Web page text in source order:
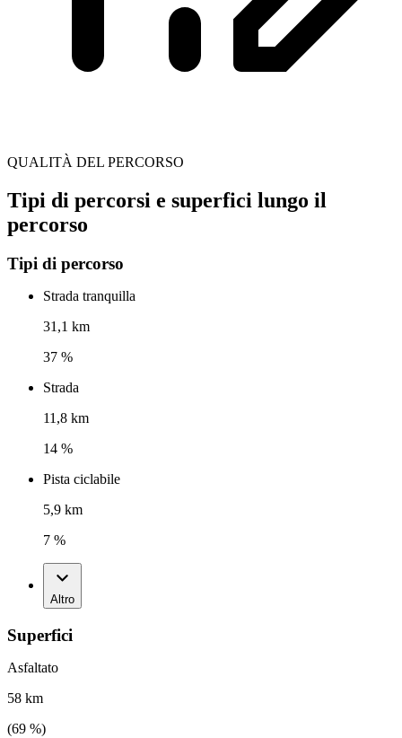
QUALITÀ DEL PERCORSO
Tipi di percorsi e superfici lungo il
percorso
Tipi di percorso
Strada tranquilla
31,1 km
37 %
Strada
11,8 km
14 %
Pista ciclabile
5,9 km
7 %
Altro
Superfici
Asfaltato
58 km
(69 %)